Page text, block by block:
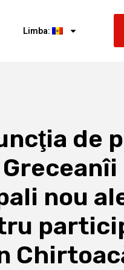
Limba:
de
nou